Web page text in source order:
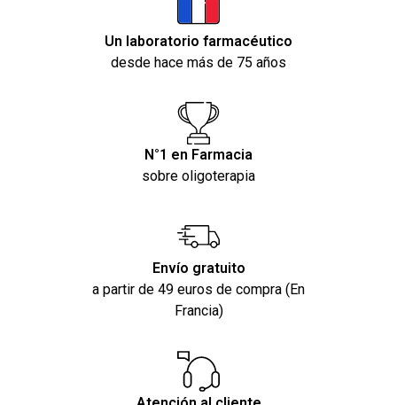
Un laboratorio farmacéutico
desde hace más de 75 años
N°1 en Farmacia
sobre oligoterapia
Envío gratuito
a partir de 49 euros de compra (En
Francia)